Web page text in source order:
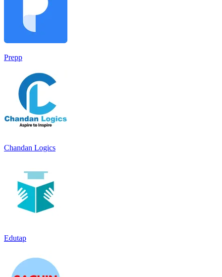
Prepp
Chandan Logics
Edutap